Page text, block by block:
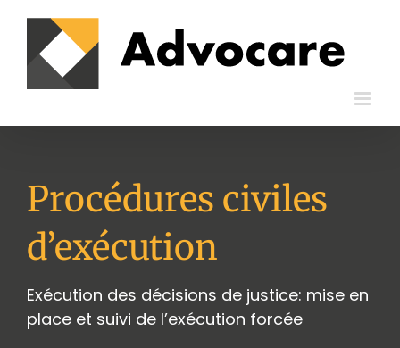
contenu
Procédures civiles
d’exécution
Exécution des décisions de justice: mise en
place et suivi de l’exécution forcée